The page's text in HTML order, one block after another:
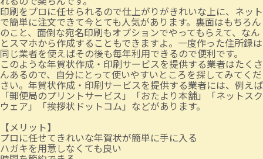
印刷をプロに任せられるので仕上がりがきれいな上に、ネット
で簡単に注文できて今とても人気があります。裏面はもちろん
のこと、面倒な宛名印刷もオプションでやってもらえて、なん
とスマホから作成することもできますよ。一度作った住所録は
同じ業者を使えばその後も毎年利用できるので便利です。
このような年賀状作成・印刷サービスを提供する業者はたくさ
んあるので、自分にとって使いやすいところを探してみてくだ
さい。年賀状作成・印刷サービスを提供する業者には、例えば
「郵便局のプリントサービス」「おたより本舗」「ネットスク
ウェア」「挨拶状ドットコム」などがあります。
【メリット】
プロに任せてきれいな年賀状が簡単に手に入る
ハガキを用意しなくても良い